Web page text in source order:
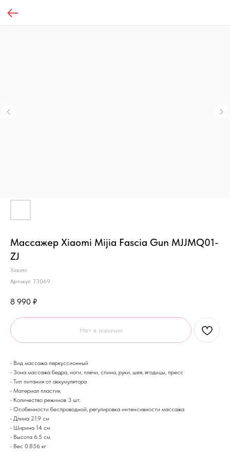
Массажер Xiaomi Mijia Fascia Gun MJJMQ01-
ZJ
Xiaomi
Артикул: 73069
8 990 ₽
Нет в наличии
• Вид массажа перкуссионный
• Зона массажа бедра, ноги, плечи, спина, руки, шея, ягодицы, пресс
• Тип питания от аккумулятора
• Материал пластик
• Количество режимов 3 шт.
• Особенности беспроводной, регулировка интенсивности массажа
• Длина 21.9 см
• Ширина 14 см
• Высота 6.5 см
• Вес 0.856 кг